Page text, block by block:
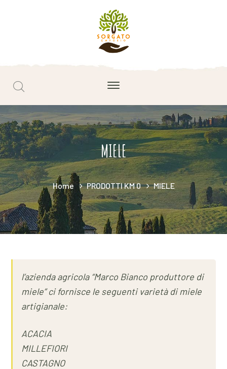
MIELE
Home PRODOTTI KM 0 MIELE
l’azienda agricola “Marco Bianco produttore di
miele” ci fornisce le seguenti varietà di miele
artigianale:
ACACIA
MILLEFIORI
CASTAGNO